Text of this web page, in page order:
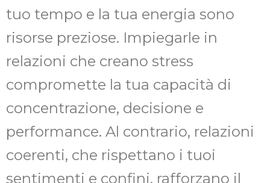
tuo tempo e la tua energia sono
risorse preziose. Impiegarle in
relazioni che creano stress
compromette la tua capacità di
concentrazione, decisione e
performance. Al contrario, relazioni
coerenti, che rispettano i tuoi
sentimenti e confini, rafforzano il